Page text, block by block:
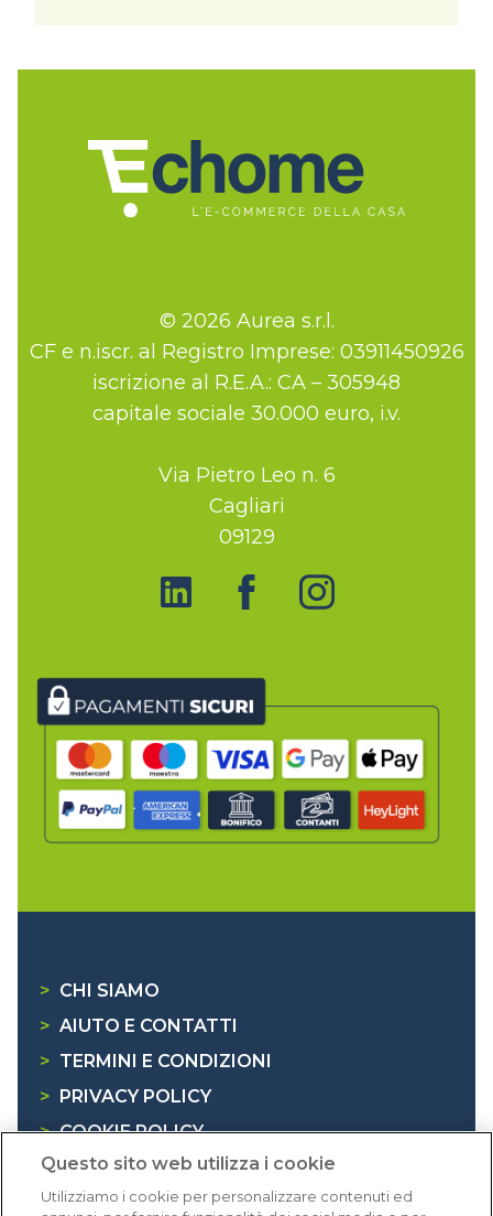
© 2026 Aurea s.r.l.
CF e n.iscr. al Registro Imprese: 03911450926
iscrizione al R.E.A.: CA – 305948
capitale sociale 30.000 euro, i.v.
Via Pietro Leo n. 6
Cagliari
09129
> CHI SIAMO
> AIUTO E CONTATTI
> TERMINI E CONDIZIONI
>
PRIVACY POLICY
> COOKIE POLICY
> INFORMATIVA RAEE
Questo sito web utilizza i cookie
Utilizziamo i cookie per personalizzare contenuti ed